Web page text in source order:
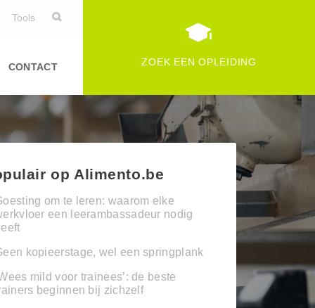
Tools
CONTACT ZOEK EEN OPLEIDING
op Alimento.be
om te leren: waarom elke
een leerambassadeur nodig
kopieerstage, wel een springplank
mild voor trainees’: de beste
beginnen bij zichzelf